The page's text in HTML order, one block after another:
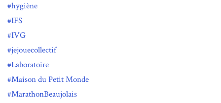
hygiène
IFS
IVG
jejouecollectif
Laboratoire
Maison du Petit Monde
MarathonBeaujolais